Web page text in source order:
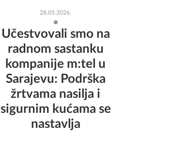
28.05.2026.
Učestvovali smo na
radnom sastanku
kompanije m:tel u
Sarajevu: Podrška
žrtvama nasilja i
sigurnim kućama se
nastavlja